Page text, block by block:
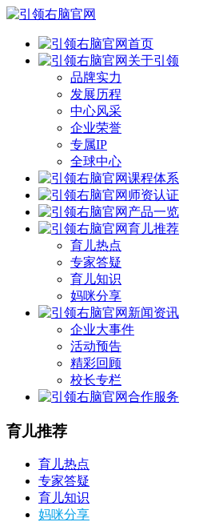
首页
关于引领
品牌实力
发展历程
中心风采
企业荣誉
专属IP
全球中心
课程体系
师资认证
产品一览
育儿推荐
育儿热点
专家答疑
育儿知识
妈咪分享
新闻资讯
企业大事件
活动预告
精彩回顾
校长专栏
合作服务
育儿推荐
育儿热点
专家答疑
育儿知识
妈咪分享